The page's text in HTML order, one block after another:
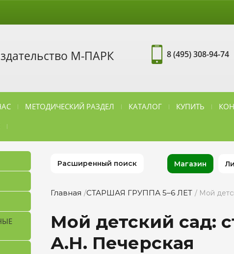
М-ПАРК 8 (495) 308-94-74
МЕТОДИЧЕСКИЙ РАЗДЕЛ КАТАЛОГ КУПИТЬ
Расширенный поиск Магазин
Главная /СТАРШАЯ ГРУППА 5–6 ЛЕТ / Мой
Мой детский сад:
А.Н. Печерская